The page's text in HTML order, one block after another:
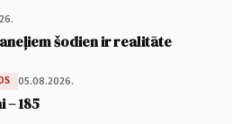
šodien ir realitāte
05.08.2026.
– 185